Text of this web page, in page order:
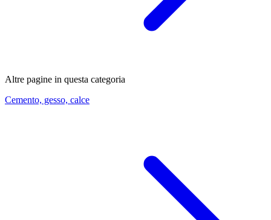
Altre pagine in questa categoria
Cemento, gesso, calce